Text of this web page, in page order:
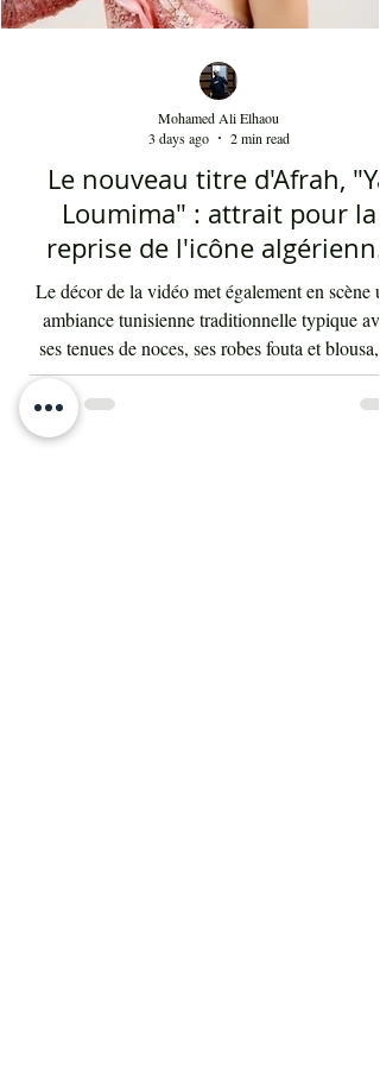
Le nouveau titre d'Afrah, "Ya
Loumima" : attrait pour la
reprise de l'icône algérienne
Rabah Driassa
Le décor de la vidéo met également en scène
ambiance tunisienne traditionnelle typique
ses tenues de noces, ses robes fouta et blousa,
Mohamed Ali Elhaou
3 days ago
2 min read